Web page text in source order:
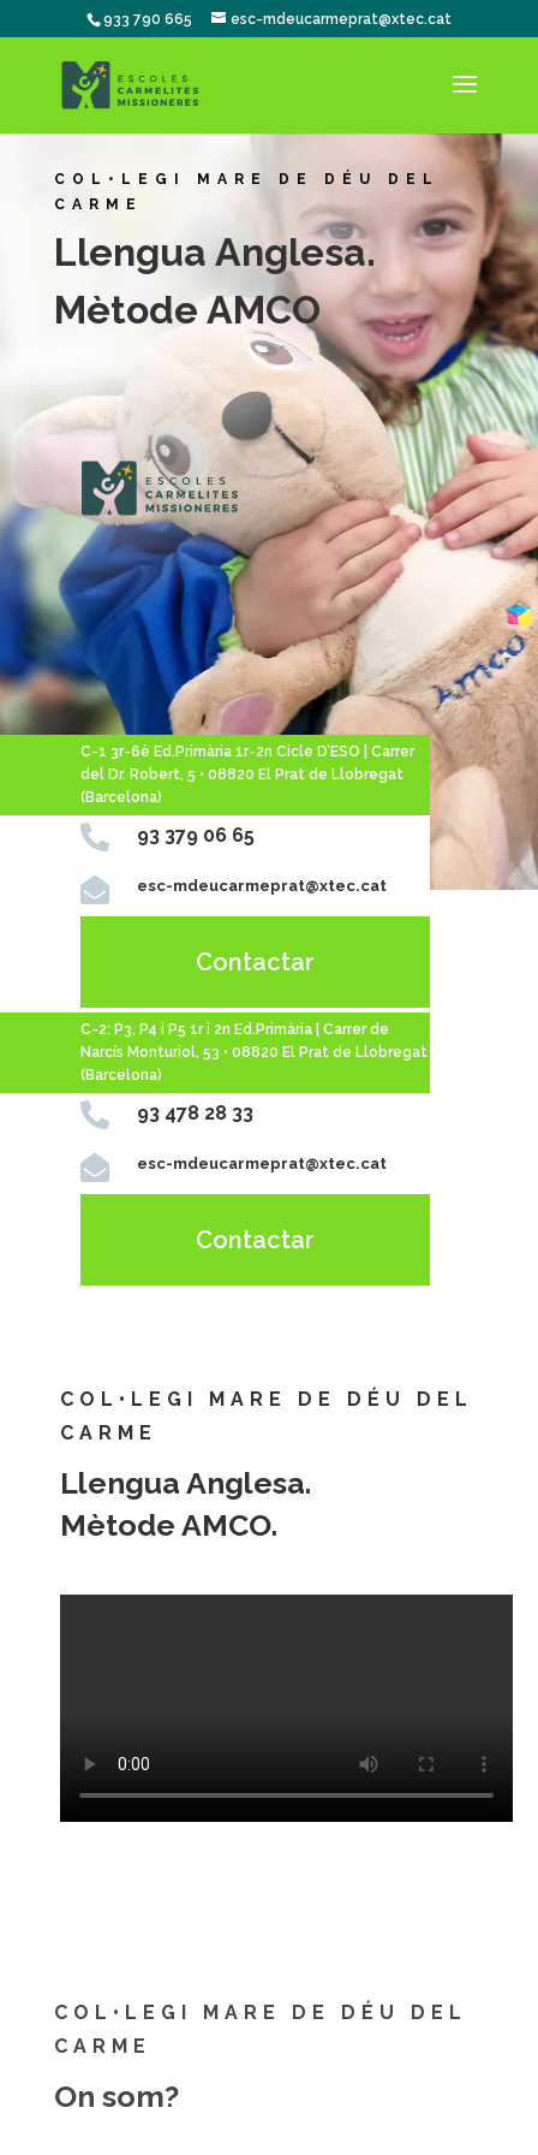
933 790 665 esc-mdeucarmeprat@xtec.cat
COL•LEGI MARE DE DÉU DEL
CARME
Llengua Anglesa.
Mètode AMCO
C-1 3r-6è Ed.Primària 1r-2n Cicle D’ESO | Carrer
del Dr. Robert, 5 • 08820 El Prat de Llobregat
(Barcelona)
 93 379 06 65
 esc-mdeucarmeprat@xtec.cat
Contactar
C-2: P3, P4 i P5 1r i 2n Ed.Primària | Carrer de
Narcís Monturiol, 53 • 08820 El Prat de Llobregat
(Barcelona)
 93 478 28 33
 esc-mdeucarmeprat@xtec.cat
Contactar
COL•LEGI MARE DE DÉU DEL
CARME
Llengua Anglesa.
Mètode AMCO.
COL•LEGI MARE DE DÉU DEL
CARME
On som?